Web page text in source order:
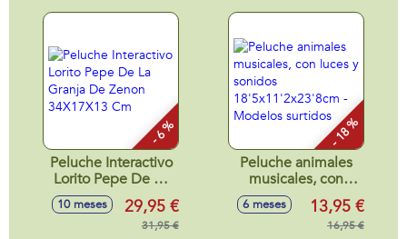
- 6 %
Peluche Interactivo
Lorito Pepe De La
Granja De Zenon
34X17X13 Cm
10 meses 29,95 €
31,95 €
- 18 %
Peluche animales
musicales, con
luces y sonidos
18'5x11'2x23'8cm -
Modelos surtidos
6 meses 13,95 €
16,95 €